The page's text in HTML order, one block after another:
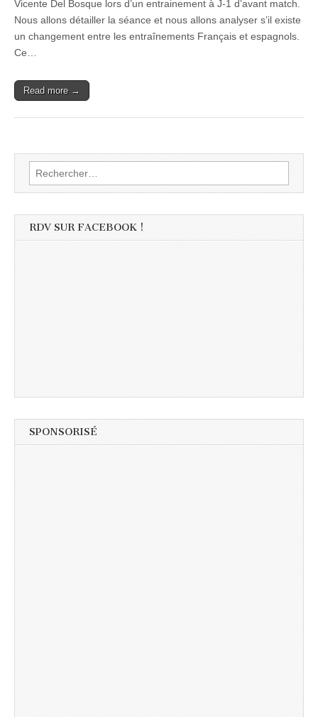
Vicente Del Bosque lors d’un entrainement à J-1 d’avant match.
Nous allons détailler la séance et nous allons analyser s’il existe
un changement entre les entraînements Français et espagnols.
Ce…
Read more →
Rechercher :
RDV SUR FACEBOOK !
SPONSORISÉ